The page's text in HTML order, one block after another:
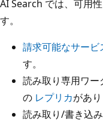
AI Search では、可用
す。
請求可能なサービ
す。
読み取り専用ワー
の レプリカがあり
読み取り/書き込